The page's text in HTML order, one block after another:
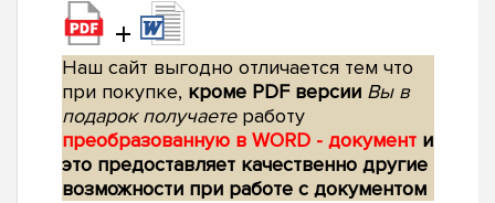
+
Наш сайт выгодно отличается тем что
при покупке, кроме PDF версии Вы в
подарок получаетеработу
преобразованную в WORD - документ и
это предоставляет качественно другие
возможности при работе с документом